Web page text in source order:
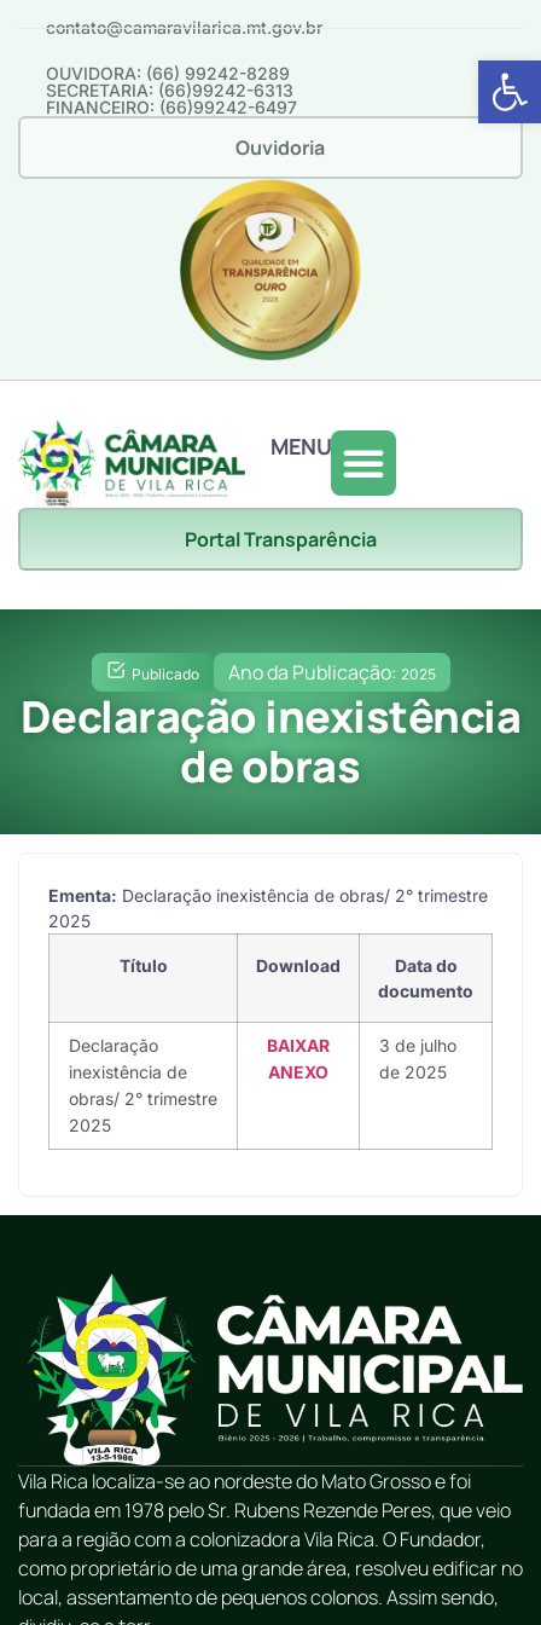
Abrir
contato@camaravilarica.mt.gov.br
OUVIDORA: (66) 99242-8289
SECRETARIA: (66)99242-6313
FINANCEIRO: (66)99242-6497
Ouvidoria
MENU
Portal Transparência
Publicado Ano da Publicação: 2025
Declaração inexistência
de obras
Ementa: Declaração inexistência de obras/ 2° trimestre
2025
Título Download
Data do
documento
Declaração
inexistência de
obras/ 2° trimestre
2025
BAIXAR
ANEXO
3 de julho
de 2025
Vila Rica localiza-se ao nordeste do Mato Grosso e foi
fundada em 1978 pelo Sr. Rubens Rezende Peres, que veio
para a região com a colonizadora Vila Rica. O Fundador,
como proprietário de uma grande área, resolveu edificar no
local, assentamento de pequenos colonos. Assim sendo,